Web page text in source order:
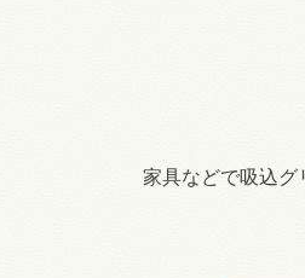
家具などで吸込グ